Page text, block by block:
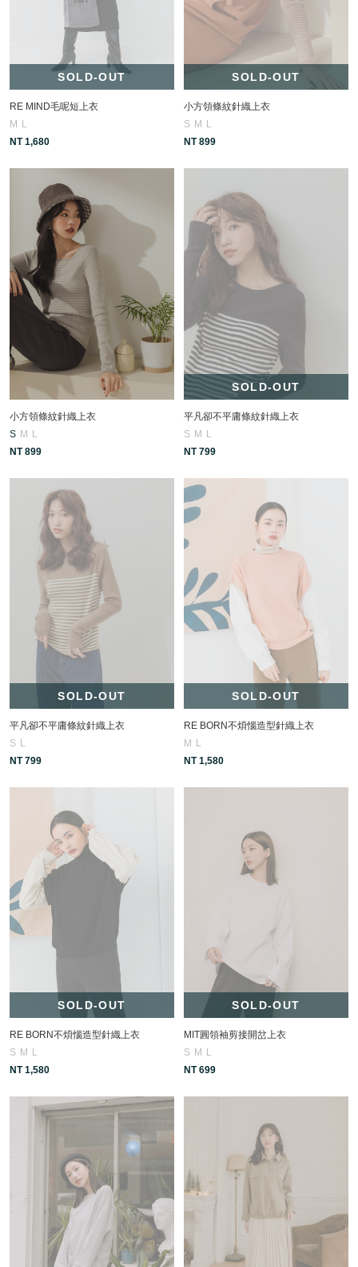
SOLD-OUT
RE MIND毛呢短上衣
M
L
NT 1,680
SOLD-OUT
小方領條紋針織上衣
S M
L
NT 899
小方領條紋針織上衣
S M L
NT 899
SOLD-OUT
平凡卻不平庸條紋針織上衣
S M L
NT 799
SOLD-OUT
平凡卻不平庸條紋針織上衣
S L
NT 799
SOLD-OUT
RE BORN不煩惱造型針織上衣
M
L
NT 1,580
SOLD-OUT
RE BORN不煩惱造型針織上衣
S M
L
NT 1,580
SOLD-OUT
MIT圓領袖剪接開岔上衣
S M
L
NT 699